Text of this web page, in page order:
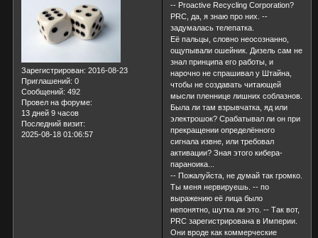
Зарегистрирован: 2016-08-23
Приглашений: 0
Сообщений: 492
Провел на форуме:
13 дней 9 часов
Последний визит:
2025-08-18 01:06:57
-- Proactive Recycling Corporation?
PRC, да, я знаю про них. --
задумалась телепатка.
Её пальцы, словно неосознанно,
ощупывали ошейник. Дизель сам не
знал принципа его работы, и
нарочно не спрашивал у Штайна,
чтобы не создавать читающей
мысли пленнице лишних соблазнов.
Была ли там взрывчатка, яд или
электрошок? Срабатывал ли он при
прекращении определённого
сигнала извне, или требовал
активации? Зная этого кибера-
параноика...
-- Пожалуйста, не думай так громко.
Ты меня нервируешь. -- по
выражению её лица было
непонятно, шутка ли это. -- Так вот,
PRC зарегистрирована в Империи.
Они вроде как коммерческие